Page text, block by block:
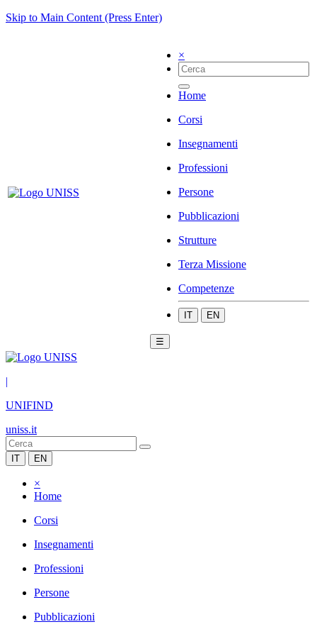
Skip to Main Content (Press Enter)
×
Home
Corsi
Insegnamenti
Professioni
Persone
Pubblicazioni
Strutture
Terza Missione
Competenze
IT EN
☰
|
UNIFIND
uniss.it
IT EN
×
Home
Corsi
Insegnamenti
Professioni
Persone
Pubblicazioni